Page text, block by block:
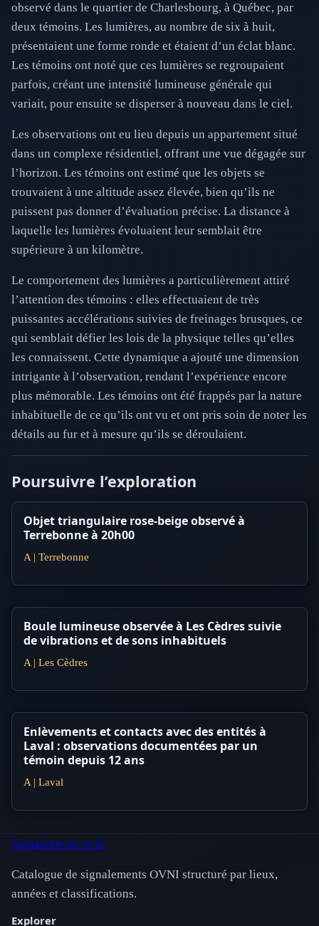
observé dans le quartier de Charlesbourg, à Québec, par
deux témoins. Les lumières, au nombre de six à huit,
présentaient une forme ronde et étaient d’un éclat blanc.
Les témoins ont noté que ces lumières se regroupaient
parfois, créant une intensité lumineuse générale qui
variait, pour ensuite se disperser à nouveau dans le ciel.
Les observations ont eu lieu depuis un appartement situé
dans un complexe résidentiel, offrant une vue dégagée sur
l’horizon. Les témoins ont estimé que les objets se
trouvaient à une altitude assez élevée, bien qu’ils ne
puissent pas donner d’évaluation précise. La distance à
laquelle les lumières évoluaient leur semblait être
supérieure à un kilomètre.
Le comportement des lumières a particulièrement attiré
l’attention des témoins : elles effectuaient de très
puissantes accélérations suivies de freinages brusques, ce
qui semblait défier les lois de la physique telles qu’elles
les connaissent. Cette dynamique a ajouté une dimension
intrigante à l’observation, rendant l’expérience encore
plus mémorable. Les témoins ont été frappés par la nature
inhabituelle de ce qu’ils ont vu et ont pris soin de noter les
détails au fur et à mesure qu’ils se déroulaient.
Poursuivre l’exploration
Objet triangulaire rose-beige observé à
Terrebonne à 20h00
A | Terrebonne
Boule lumineuse observée à Les Cèdres suivie
de vibrations et de sons inhabituels
A | Les Cèdres
Enlèvements et contacts avec des entités à
Laval : observations documentées par un
témoin depuis 12 ans
A | Laval
Signalements ovni
Catalogue de signalements OVNI structuré par lieux,
années et classifications.
Explorer